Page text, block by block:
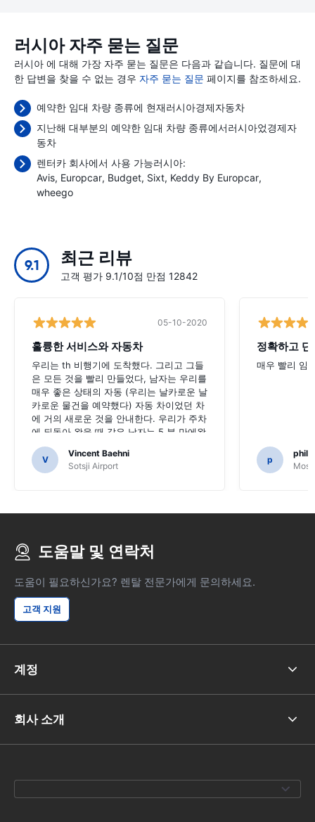
러시아 자주 묻는 질문
러시아 에 대해 가장 자주 묻는 질문은 다음과 같습니다. 질문에 대
한 답변을 찾을 수 없는 경우 자주 묻는 질문 페이지를 참조하세요.
예약한 임대 차량 종류에 현재러시아경제자동차
지난해 대부분의 예약한 임대 차량 종류에서러시아었경제자
동차
렌터카 회사에서 사용 가능러시아:
Avis Europcar Budget Sixt Keddy By Europcar
wheego
9.1 최근 리뷰
고객 평가 9.1/10점 만점 12842
05-10-2020
훌륭한 서비스와 자동차
우리는 th 비행기에 도착했다. 그리고 그들
은 모든 것을 빨리 만들었다, 남자는 우리를
매우 좋은 상태의 자동 (우리는 날카로운 날
카로운 물건을 예약했다) 자동 차이었던 차
에 거의 새로운 것을 안내한다. 우리가 주차
에 되돌아 왔을 때 같은 남자는 5 분 만에왔
다. 그리고 빠른 점검 이후 우리는 떠났다.
매우 친절하고 멋지다. 우리는이 회사 만 추
천 할 수 있습니다.
V
Vincent Baehni
Sotsji Airport
정확하고 단
매우 빨리 임
p
도움말 및 연락처
도움이 필요하신가요? 렌탈 전문가에게 문의하세요.
고객 지원
계정
회사 소개